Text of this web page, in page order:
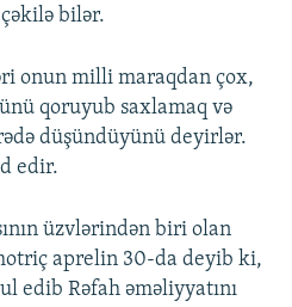
bilər.
onun milli maraqdan çox,
qoruyub saxlamaq və
düşündüyünü deyirlər.
edir.
üzvlərindən biri olan
aprelin 30-da deyib ki,
edib Rəfah əməliyyatını